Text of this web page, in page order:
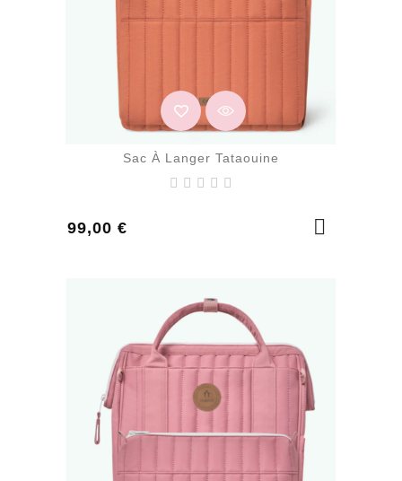
Sac À Langer Tataouine
99,00 €
Prix